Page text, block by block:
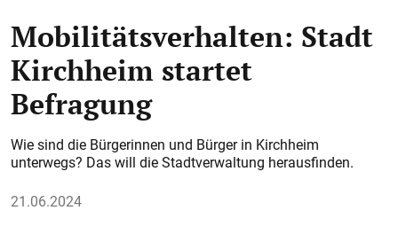
Mobilitätsverhalten: Stadt
Kirchheim startet
Befragung
Wie sind die Bürgerinnen und Bürger in Kirchheim
unterwegs? Das will die Stadtverwaltung herausfinden.
21.06.2024